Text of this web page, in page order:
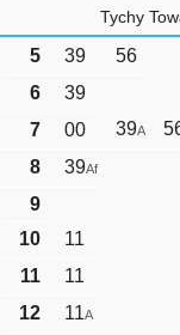
Tychy
5 39
56
6
39
7
00 39A
8 39Af
9
10
11
11
11
12
11A